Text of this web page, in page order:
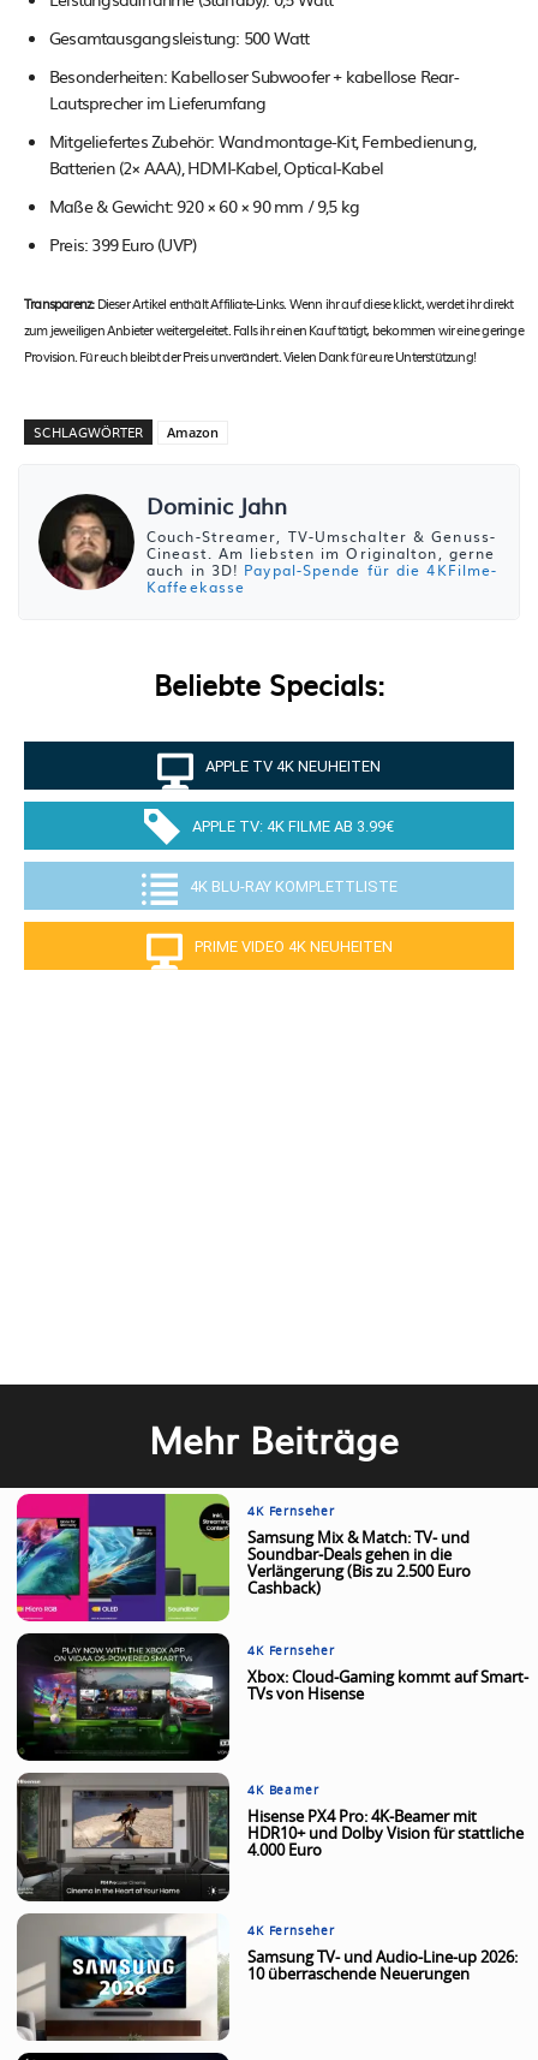
Gesamtausgangsleistung: 500 Watt
Besonderheiten: Kabelloser Subwoofer + kabellose Rear-
Lautsprecher im Lieferumfang
Mitgeliefertes Zubehör: Wandmontage-Kit, Fernbedienung,
Batterien (2× AAA), HDMI-Kabel, Optical-Kabel
Maße & Gewicht: 920 × 60 × 90 mm / 9,5 kg
Preis: 399 Euro (UVP)
Transparenz:Dieser Artikel enthält Affiliate-Links. Wenn ihr auf diese klickt, werdet ihr direkt
zum jeweiligen Anbieter weitergeleitet. Falls ihr einen Kauf tätigt, bekommen wir eine geringe
Provision. Für euch bleibt der Preis unverändert. Vielen Dank für eure Unterstützung!
SCHLAGWÖRTER Amazon
Dominic Jahn
Couch-Streamer, TV-Umschalter & Genuss-
Cineast. Am liebsten im Originalton, gerne
auch in 3D! Paypal-Spende für die 4KFilme-
Kaffeekasse
Beliebte Specials:
APPLE TV 4K NEUHEITEN
APPLE TV: 4K FILME AB 3.99€
4K BLU-RAY KOMPLETTLISTE
PRIME VIDEO 4K NEUHEITEN
Mehr Beiträge
4K Fernseher
Samsung Mix & Match: TV- und
Soundbar-Deals gehen in die
Verlängerung (Bis zu 2.500 Euro
Cashback)
4K Fernseher
Xbox: Cloud-Gaming kommt auf Smart-
TVs von Hisense
4K Beamer
Hisense PX4 Pro: 4K-Beamer mit
HDR10+ und Dolby Vision für stattliche
4.000 Euro
4K Fernseher
Samsung TV- und Audio-Line-up 2026:
10 überraschende Neuerungen